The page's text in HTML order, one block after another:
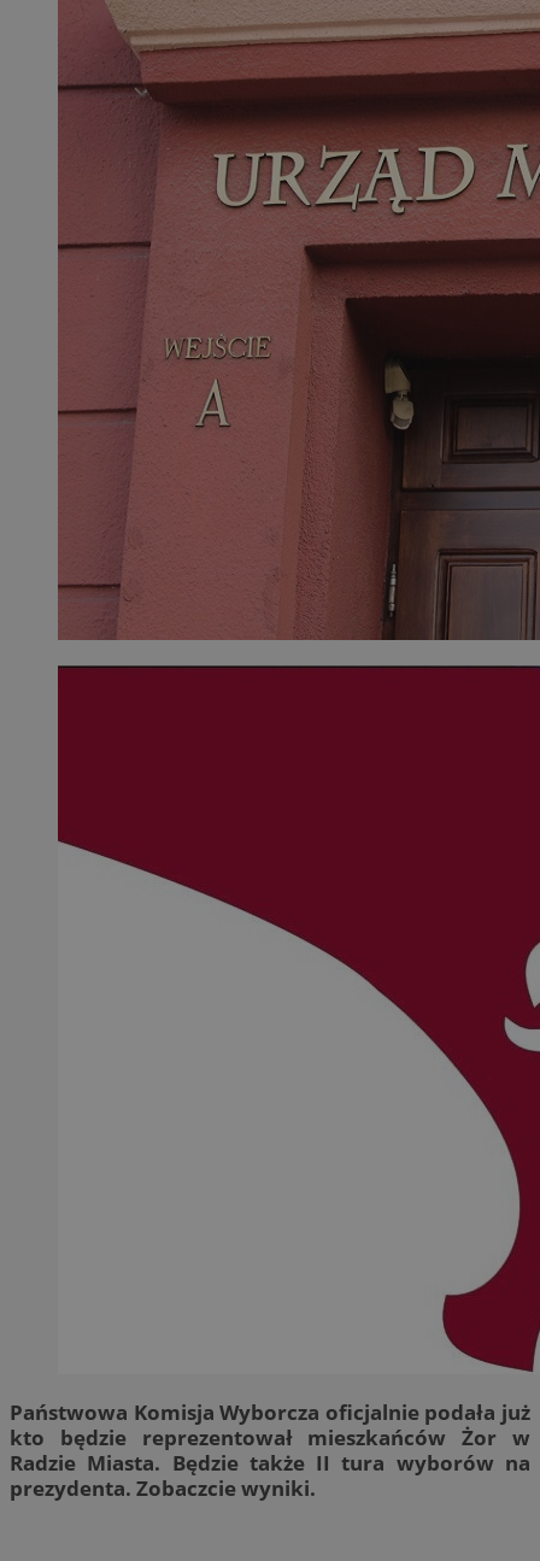
Państwowa Komisja Wyborcza oficjalnie podała już
kto będzie reprezentował mieszkańców Żor w
Radzie Miasta. Będzie także II tura wyborów na
prezydenta. Zobaczcie wyniki.